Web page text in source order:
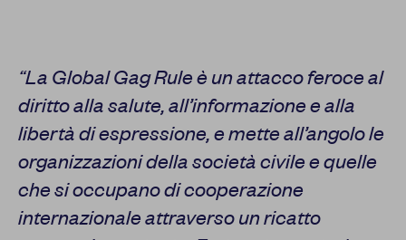
“La Global Gag Rule è un attacco feroce al
diritto alla salute, all’informazione e alla
libertà di espressione, e mette all’angolo le
organizzazioni della società civile e quelle
che si occupano di cooperazione
internazionale attraverso un ricatto